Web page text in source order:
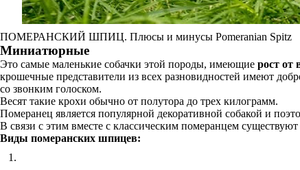
ПОМЕРАНСКИЙ ШПИЦ. Плюсы и минусы Pomeranian Spitz
Миниатюрные
Это самые маленькие собачки этой породы, имеющие рост от
крошечные представители из всех разновидностей имеют
со звонким голоском.
Весят такие крохи обычно от полутора до трех килограмм.
Померанец является популярной декоративной собакой и
В связи с этим вместе с классическим померанцем
Виды померанских шпицев: